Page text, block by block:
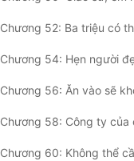
Chương 52: Ba triệu có
Chương 54: Hẹn người
Chương 56: Ăn vào sẽ
Chương 58: Công ty
Chương 60: Không thể